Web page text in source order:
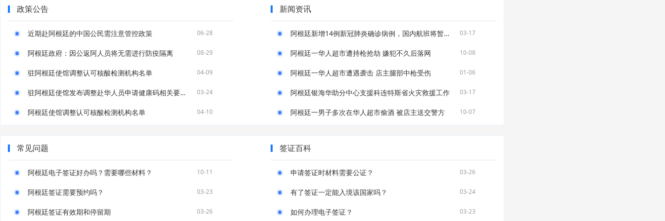
政策公告
近期赴阿根廷的中国公民需注意管控政策 06-28
阿根廷政府：因公返阿人员将无需进行防疫隔离 08-29
驻阿根廷使馆调整认可核酸检测机构名单 04-09
驻阿根廷使馆发布调整赴华人员申请健康码相关要求的通知 03-24
阿根廷使馆调整认可核酸检测机构名单 04-10
新闻资讯
阿根廷新增14例新冠肺炎确诊病例，国内航班将暂停 03-17
阿根廷一华人超市遭持枪抢劫 嫌犯不久后落网 10-08
阿根廷一华人超市遭遇袭击 店主腿部中枪受伤 01-06
阿根廷银海华助分中心支援科连特斯省火灾救援工作 03-17
阿根廷一男子多次在华人超市偷酒 被店主送交警方 10-07
常见问题
阿根廷电子签证好办吗？需要哪些材料？ 10-11
阿根廷签证需要预约吗？ 03-23
阿根廷签证有效期和停留期 03-26
签证百科
申请签证时材料需要公证？ 03-26
有了签证一定能入境该国家吗？ 03-24
如何办理电子签证？ 03-23